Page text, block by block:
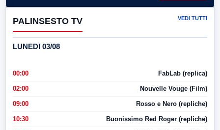
PALINSESTO TV VEDI TUTTI
LUNEDI 03/08
00:00 FabLab (replica)
02:00 Nouvelle Vouge (Film)
09:00 Rosso e Nero (repliche)
10:30 Buonissimo Red Roger (repliche)